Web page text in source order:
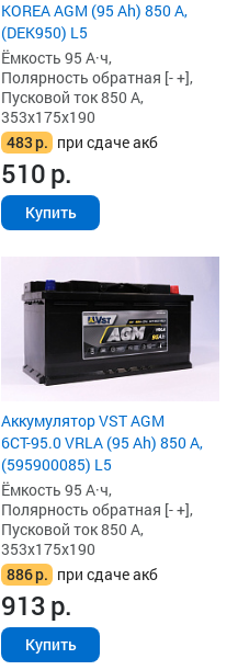
KOREA AGM (95 Ah) 850 А,
(DEK950) L5
Ёмкость 95 А·ч,
Полярность обратная [- +],
Пусковой ток 850 А,
353x175x190
483р. при сдаче акб
510р.
Купить
Аккумулятор VST AGM
6СТ-95.0 VRLA (95 Ah) 850 А,
(595900085) L5
Ёмкость 95 А·ч,
Полярность обратная [- +],
Пусковой ток 850 А,
353x175x190
886р. при сдаче акб
913р.
Купить